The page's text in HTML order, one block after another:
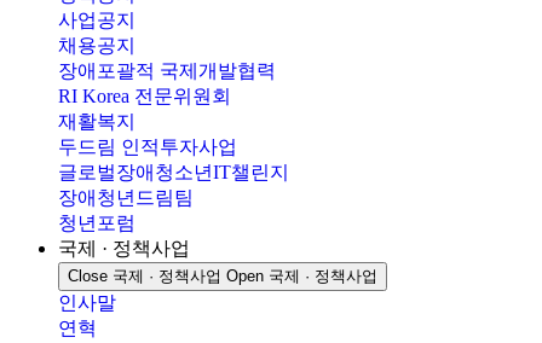
사업공지
채용공지
장애포괄적 국제개발협력
RI Korea 전문위원회
재활복지
두드림 인적투자사업
글로벌장애청소년IT챌린지
장애청년드림팀
청년포럼
국제 · 정책사업
Close 국제 · 정책사업 Open 국제 · 정책사업
인사말
연혁